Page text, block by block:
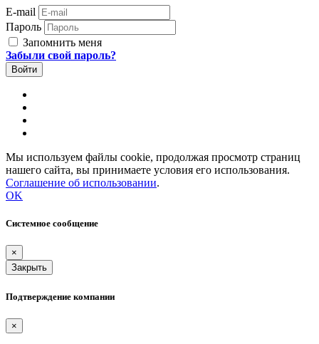
E-mail
Пароль
Запомнить меня
Забыли свой пароль?
Мы используем файлы cookie, продолжая просмотр страниц
нашего сайта, вы принимаете условия его использования.
Соглашение об использовании.
OK
Системное сообщение
×
Закрыть
Подтверждение компании
×